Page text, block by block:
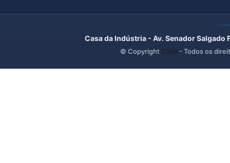
Casa da Indústria - Av. Senador
© Copyright 2026 - Todos os